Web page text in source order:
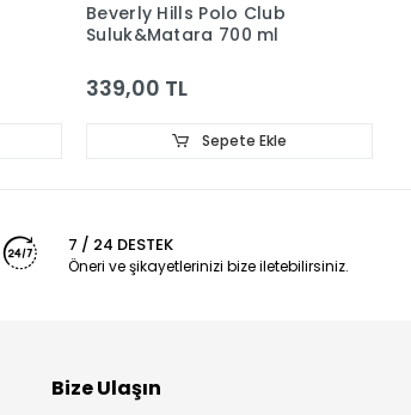
Beverly Hills Polo Club
Suluk&Matara 700 ml
339,00 TL
Sepete Ekle
7 / 24 DESTEK
Öneri ve şikayetlerinizi bize iletebilirsiniz.
Bize Ulaşın